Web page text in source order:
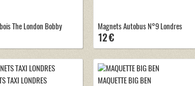
The London Bobby Magnets Autobus N°9 Londres
12 €
TAXI LONDRES MAQUETTE BIG BEN